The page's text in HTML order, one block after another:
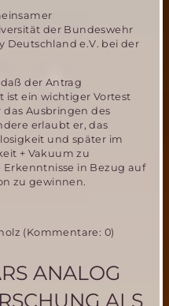
der Bundeswehr
Deutschland e.V. bei der
der Antrag
ist ein wichtiger Vortest
das Ausbringen des
erlaubt er, das
und später im
+ Vakuum zu
in Bezug auf
zu gewinnen.
(Kommentare: 0)
ANALOG
ALS